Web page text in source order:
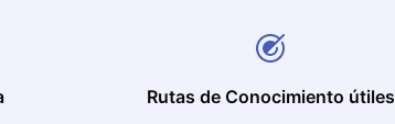
Rutas de Conocimiento útiles